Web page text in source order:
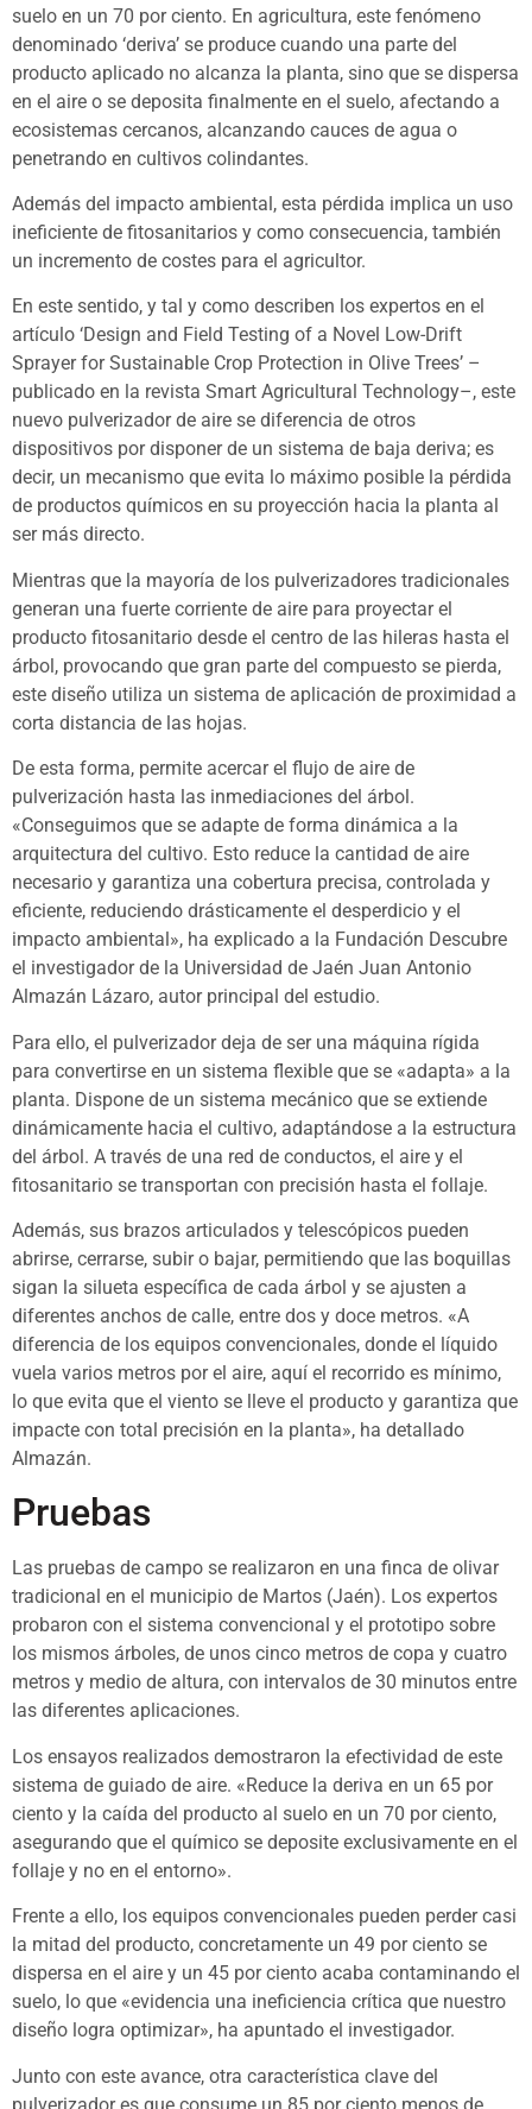
suelo en un 70 por ciento. En agricultura, este fenómeno
denominado ‘deriva’ se produce cuando una parte del
producto aplicado no alcanza la planta, sino que se dispersa
en el aire o se deposita finalmente en el suelo, afectando a
ecosistemas cercanos, alcanzando cauces de agua o
penetrando en cultivos colindantes.
Además del impacto ambiental, esta pérdida implica un uso
ineficiente de fitosanitarios y como consecuencia, también
un incremento de costes para el agricultor.
En este sentido, y tal y como describen los expertos en el
artículo ‘Design and Field Testing of a Novel Low-Drift
Sprayer for Sustainable Crop Protection in Olive Trees’ –
publicado en la revista Smart Agricultural Technology–, este
nuevo pulverizador de aire se diferencia de otros
dispositivos por disponer de un sistema de baja deriva; es
decir, un mecanismo que evita lo máximo posible la pérdida
de productos químicos en su proyección hacia la planta al
ser más directo.
Mientras que la mayoría de los pulverizadores tradicionales
generan una fuerte corriente de aire para proyectar el
producto fitosanitario desde el centro de las hileras hasta el
árbol, provocando que gran parte del compuesto se pierda,
este diseño utiliza un sistema de aplicación de proximidad a
corta distancia de las hojas.
De esta forma, permite acercar el flujo de aire de
pulverización hasta las inmediaciones del árbol.
«Conseguimos que se adapte de forma dinámica a la
arquitectura del cultivo. Esto reduce la cantidad de aire
necesario y garantiza una cobertura precisa, controlada y
eficiente, reduciendo drásticamente el desperdicio y el
impacto ambiental», ha explicado a la Fundación Descubre
el investigador de la Universidad de Jaén Juan Antonio
Almazán Lázaro, autor principal del estudio.
Para ello, el pulverizador deja de ser una máquina rígida
para convertirse en un sistema flexible que se «adapta» a la
planta. Dispone de un sistema mecánico que se extiende
dinámicamente hacia el cultivo, adaptándose a la estructura
del árbol. A través de una red de conductos, el aire y el
fitosanitario se transportan con precisión hasta el follaje.
Además, sus brazos articulados y telescópicos pueden
abrirse, cerrarse, subir o bajar, permitiendo que las boquillas
sigan la silueta específica de cada árbol y se ajusten a
diferentes anchos de calle, entre dos y doce metros. «A
diferencia de los equipos convencionales, donde el líquido
vuela varios metros por el aire, aquí el recorrido es mínimo,
lo que evita que el viento se lleve el producto y garantiza que
impacte con total precisión en la planta», ha detallado
Almazán.
Pruebas
Las pruebas de campo se realizaron en una finca de olivar
tradicional en el municipio de Martos (Jaén). Los expertos
probaron con el sistema convencional y el prototipo sobre
los mismos árboles, de unos cinco metros de copa y cuatro
metros y medio de altura, con intervalos de 30 minutos entre
las diferentes aplicaciones.
Los ensayos realizados demostraron la efectividad de este
sistema de guiado de aire. «Reduce la deriva en un 65 por
ciento y la caída del producto al suelo en un 70 por ciento,
asegurando que el químico se deposite exclusivamente en el
follaje y no en el entorno».
Frente a ello, los equipos convencionales pueden perder casi
la mitad del producto, concretamente un 49 por ciento se
dispersa en el aire y un 45 por ciento acaba contaminando el
suelo, lo que «evidencia una ineficiencia crítica que nuestro
diseño logra optimizar», ha apuntado el investigador.
Junto con este avance, otra característica clave del
pulverizador es que consume un 85 por ciento menos de